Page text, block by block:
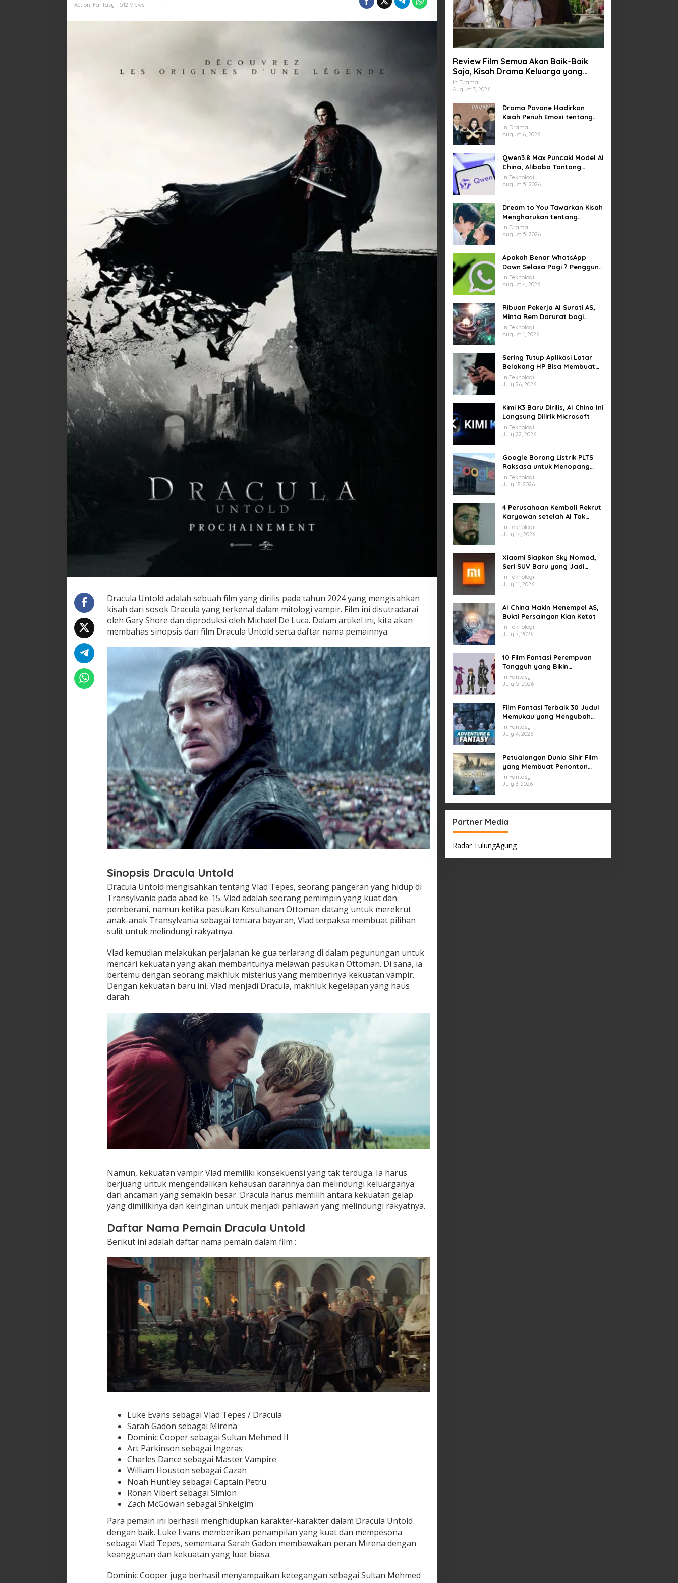
Action, Fantasy 512 Views
Dracula Untold adalah sebuah film yang dirilis pada tahun 2024 yang mengisahkan
kisah dari sosok Dracula yang terkenal dalam mitologi vampir. Film ini disutradarai
oleh Gary Shore dan diproduksi oleh Michael De Luca. Dalam artikel ini, kita akan
membahas sinopsis dari film Dracula Untold serta daftar nama pemainnya.
Sinopsis Dracula Untold
Dracula Untold mengisahkan tentang Vlad Tepes, seorang pangeran yang hidup di
Transylvania pada abad ke-15. Vlad adalah seorang pemimpin yang kuat dan
pemberani, namun ketika pasukan Kesultanan Ottoman datang untuk merekrut
anak-anak Transylvania sebagai tentara bayaran, Vlad terpaksa membuat pilihan
sulit untuk melindungi rakyatnya.
Vlad kemudian melakukan perjalanan ke gua terlarang di dalam pegunungan untuk
mencari kekuatan yang akan membantunya melawan pasukan Ottoman. Di sana, ia
bertemu dengan seorang makhluk misterius yang memberinya kekuatan vampir.
Dengan kekuatan baru ini, Vlad menjadi Dracula, makhluk kegelapan yang haus
darah.
Namun, kekuatan vampir Vlad memiliki konsekuensi yang tak terduga. Ia harus
berjuang untuk mengendalikan kehausan darahnya dan melindungi keluarganya
dari ancaman yang semakin besar. Dracula harus memilih antara kekuatan gelap
yang dimilikinya dan keinginan untuk menjadi pahlawan yang melindungi rakyatnya.
Daftar Nama Pemain Dracula Untold
Berikut ini adalah daftar nama pemain dalam film :
Luke Evans sebagai Vlad Tepes / Dracula
Sarah Gadon sebagai Mirena
Dominic Cooper sebagai Sultan Mehmed II
Art Parkinson sebagai Ingeras
Charles Dance sebagai Master Vampire
William Houston sebagai Cazan
Noah Huntley sebagai Captain Petru
Ronan Vibert sebagai Simion
Zach McGowan sebagai Shkelgim
Para pemain ini berhasil menghidupkan karakter-karakter dalam Dracula Untold
dengan baik. Luke Evans memberikan penampilan yang kuat dan mempesona
sebagai Vlad Tepes, sementara Sarah Gadon membawakan peran Mirena dengan
keanggunan dan kekuatan yang luar biasa.
Dominic Cooper juga berhasil menyampaikan ketegangan sebagai Sultan Mehmed
Review Film Semua Akan Baik-Baik
Saja, Kisah Drama Keluarga yang
Sarat Makna tentang Kehilangan dan
Harapan
In Drama
August 7, 2026
Drama Pavane Hadirkan
Kisah Penuh Emosi tentang
Cinta, Penyesalan, dan
Kesempatan Memulai Kembali
In Drama
August 6, 2026
Qwen3.8 Max Puncaki Model AI
China, Alibaba Tantang
Pemain Global
In Teknologi
August 5, 2026
Dream to You Tawarkan Kisah
Mengharukan tentang
Perjuangan Meraih Mimpi
yang Sempat Tertunda
In Drama
August 5, 2026
Apakah Benar WhatsApp
Down Selasa Pagi ? Pengguna
Kesulitan Kirim Gambar dan
Video di Sejumlah Wilayah
In Teknologi
August 4, 2026
Ribuan Pekerja AI Surati AS,
Minta Rem Darurat bagi
Teknologi Canggih
In Teknologi
August 1, 2026
Sering Tutup Aplikasi Latar
Belakang HP Bisa Membuat
Baterai Lebih Boros
In Teknologi
July 26, 2026
Kimi K3 Baru Dirilis, AI China Ini
Langsung Dilirik Microsoft
In Teknologi
July 22, 2026
Google Borong Listrik PLTS
Raksasa untuk Menopang
Pusat Data dan AI
In Teknologi
July 18, 2026
4 Perusahaan Kembali Rekrut
Karyawan setelah AI Tak
Penuhi Harapan
In Teknologi
July 14, 2026
Xiaomi Siapkan Sky Nomad,
Seri SUV Baru yang Jadi
Sorotan Otomotif Dunia
In Teknologi
July 11, 2026
AI China Makin Menempel AS,
Bukti Persaingan Kian Ketat
In Teknologi
July 7, 2026
10 Film Fantasi Perempuan
Tangguh yang Bikin
Terinspirasi, Termasuk Damsel
In Fantasy
July 5, 2026
Film Fantasi Terbaik 30 Judul
Memukau yang Mengubah
Imajinasi
In Fantasy
July 4, 2026
Petualangan Dunia Sihir Film
yang Membuat Penonton
Terpukau Selamanya
In Fantasy
July 3, 2026
Partner Media
Radar TulungAgung